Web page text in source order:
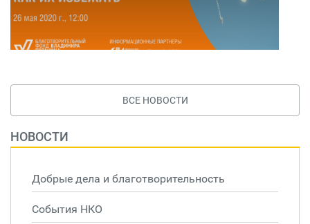
ВСЕ НОВОСТИ
НОВОСТИ
Добрые дела и благотворительность
События НКО